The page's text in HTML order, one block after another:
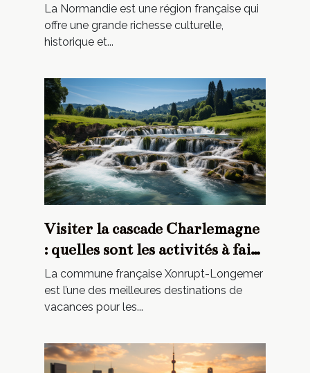
Normandie ?
La Normandie est une région française qui
offre une grande richesse culturelle,
historique et...
Visiter la cascade Charlemagne
: quelles sont les activités à faire
absolument
La commune française Xonrupt-Longemer
est l’une des meilleures destinations de
vacances pour les...